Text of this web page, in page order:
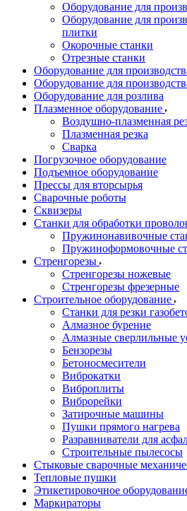
Оборудование для
Оборудование для
плитки
Окорочные станки
Отрезные станки
Оборудование для
Оборудование для
Оборудование для розлива
Плазменное оборудование
Воздушно-плазменная
Плазменная резка
Сварка
Погрузочное оборудование
Подъемное оборудование
Прессы для вторсырья
Сварочные роботы
Сквизеры
Станки для обработки
Пружинонавивочные
Пружиноформовочные
Стренгорезы
Стренгорезы ножевые
Стренгорезы фрезерные
Строительное оборудование
Станки для резки
Алмазное бурение
Алмазные сверлильные
Бензорезы
Бетоносмесители
Виброкатки
Виброплиты
Виброрейки
Затирочные машины
Пушки прямого нагрева
Разравниватели для
Строительные пылесосы
Стыковые сварочные
Тепловые пушки
Этикетировочное
Маркираторы